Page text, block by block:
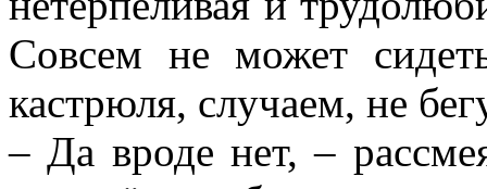
Совсем не может
кастрюля, случаем, не
– Да вроде нет, –